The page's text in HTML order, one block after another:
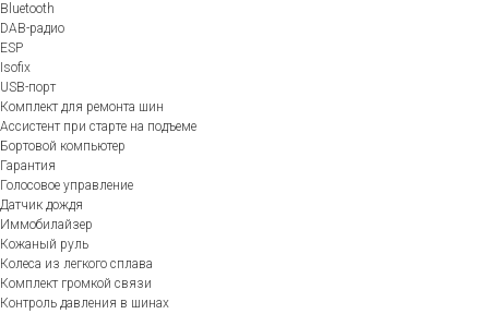
Bluetooth
DAB-радио
ESP
Isofix
USB-порт
Комплект для ремонта шин
Ассистент при старте на подъеме
Бортовой компьютер
Гарантия
Голосовое управление
Датчик дождя
Иммобилайзер
Кожаный руль
Колеса из легкого сплава
Комплект громкой связи
Контроль давления в шинах